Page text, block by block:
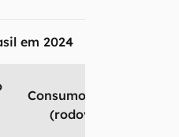
em 2024
Consumo etanol
(rodovia)